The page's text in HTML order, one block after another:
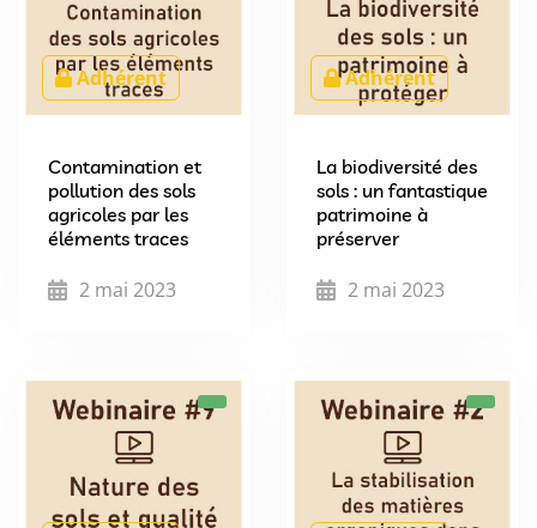
Adhérent
Contamination et
pollution des sols
agricoles par les
éléments traces
2 mai 2023
Adhérent
La biodiversité des
sols : un fantastique
patrimoine à
préserver
2 mai 2023